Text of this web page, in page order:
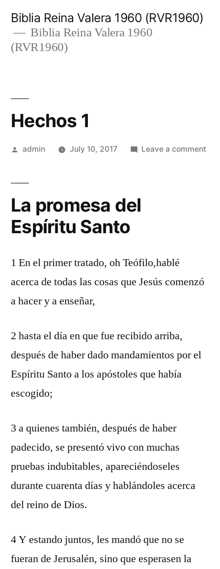
content
Biblia Reina Valera 1960 (RVR1960)
Biblia Reina Valera 1960
(RVR1960)
Hechos 1
Posted
admin July 10, 2017 Leave a comment
La promesa del
Espíritu Santo
1 En el primer tratado, oh Teófilo,hablé
acerca de todas las cosas que Jesús comenzó
a hacer y a enseñar,
2 hasta el día en que fue recibido arriba,
después de haber dado mandamientos por el
Espíritu Santo a los apóstoles que había
escogido;
3 a quienes también, después de haber
padecido, se presentó vivo con muchas
pruebas indubitables, apareciéndoseles
durante cuarenta días y hablándoles acerca
del reino de Dios.
4 Y estando juntos, les mandó que no se
fueran de Jerusalén, sino que esperasen la